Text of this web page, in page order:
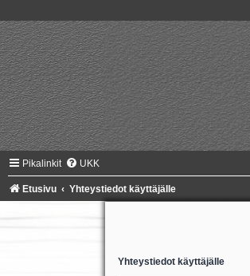
Pikalinkit UKK
Etusivu Yhteystiedot käyttäjälle
Yhteystiedot käyttäjälle